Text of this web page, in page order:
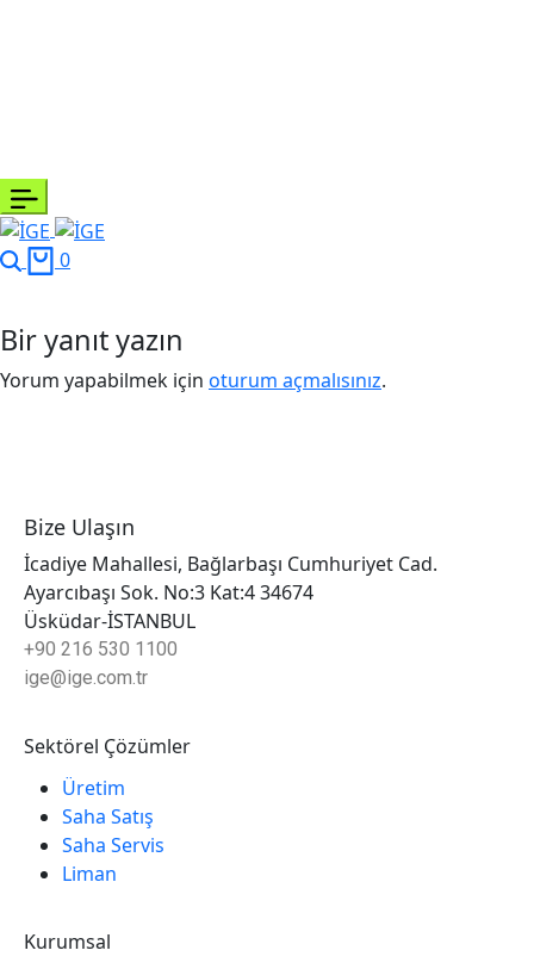
0
Bir yanıt yazın
Yorum yapabilmek için oturum açmalısınız.
Bize Ulaşın
İcadiye Mahallesi, Bağlarbaşı Cumhuriyet Cad.
Ayarcıbaşı Sok. No:3 Kat:4 34674
Üsküdar-İSTANBUL
+90 216 530 1100
ige@ige.com.tr
Sektörel Çözümler
Üretim
Saha Satış
Saha Servis
Liman
Kurumsal